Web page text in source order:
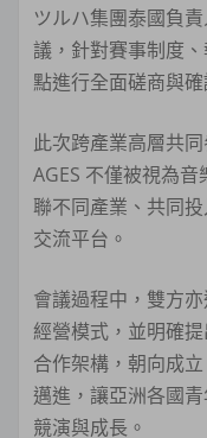
ツルハ集團泰國負
議，針對賽事制度
點進行全面磋商與確
此次跨產業高層共
AGES 不僅被視為
聯不同產業、共同
交流平台。
會議過程中，雙方
經營模式，並明確
合作架構，朝向成
邁進，讓亞洲各國
競演與成長。